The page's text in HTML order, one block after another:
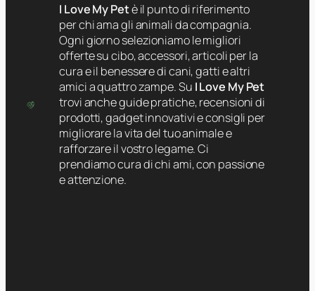
I Love My Petè il punto di riferimento
per chi ama gli animali da compagnia.
Ogni giorno selezioniamo le migliori
offerte su cibo, accessori, articoli per la
cura e il benessere di cani, gatti e altri
amici a quattro zampe. Su I Love My Pet
trovi anche guide pratiche, recensioni di
prodotti, gadget innovativi e consigli per
migliorare la vita del tuo animale e
rafforzare il vostro legame. Ci
prendiamo cura di chi ami, con passione
e attenzione.